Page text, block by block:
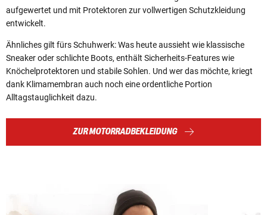
aufgewertet und mit Protektoren zur vollwertigen Schutzkleidung
entwickelt.
Ähnliches gilt fürs Schuhwerk: Was heute aussieht wie klassische
Sneaker oder schlichte Boots, enthält Sicherheits-Features wie
Knöchelprotektoren und stabile Sohlen. Und wer das möchte, kriegt
dank Klimamembran auch noch eine ordentliche Portion
Alltagstauglichkeit dazu.
ZUR MOTORRADBEKLEIDUNG